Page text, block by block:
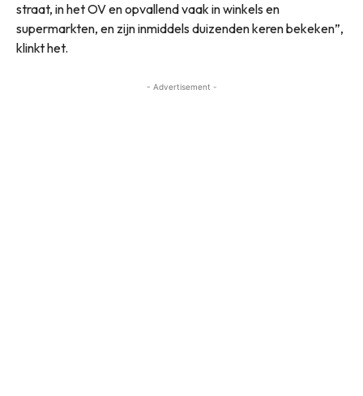
straat, in het OV en opvallend vaak in winkels en
supermarkten, en zijn inmiddels duizenden keren bekeken”,
klinkt het.
- Advertisement -